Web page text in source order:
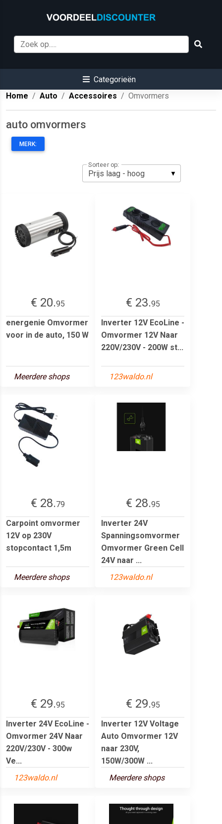
Categorieën
Home
Auto Accessoires Omvormers
auto omvormers
MERK:
Sorteer op:
€ 20.95
energenie Omvormer
voor in de auto, 150 W
Meerdere shops
€ 23.95
Inverter 12V EcoLine -
Omvormer 12V Naar
220V/230V - 200W st...
123waldo.nl
€ 28.79
Carpoint omvormer
12V op 230V
stopcontact 1,5m
Meerdere shops
€ 28.95
Inverter 24V
Spanningsomvormer
Omvormer Green Cell
24V naar ...
123waldo.nl
€ 29.95
Inverter 24V EcoLine -
Omvormer 24V Naar
220V/230V - 300w
Ve...
123waldo.nl
€ 29.95
Inverter 12V Voltage
Auto Omvormer 12V
naar 230V,
150W/300W ...
Meerdere shops